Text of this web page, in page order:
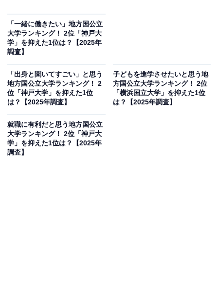
回答者からは「ここに入学して勝ち組人生を歩みたい」
（40代男性／兵庫県）、「経済経営の分野をしっかり学
びたい」（30代男性／東京都）、「おしゃれな港町神戸
でのキャンパスライフと、国際色豊かな学習環境。海外
留学プログラムも充実している」（60代男性／大阪府）
などのコメントがありました。
「一緒に働きたい」地方国公立
大学ランキング！ 2位「神戸大
学」を抑えた1位は？【2025年
調査】
「出身と聞いてすごい」と思う
地方国公立大学ランキング！ 2
位「神戸大学」を抑えた1位
は？【2025年調査】
子どもを進学させたいと思う地
方国公立大学ランキング！ 2位
「横浜国立大学」を抑えた1位
は？【2025年調査】
就職に有利だと思う地方国公立
大学ランキング！ 2位「神戸大
学」を抑えた1位は？【2025年
調査】